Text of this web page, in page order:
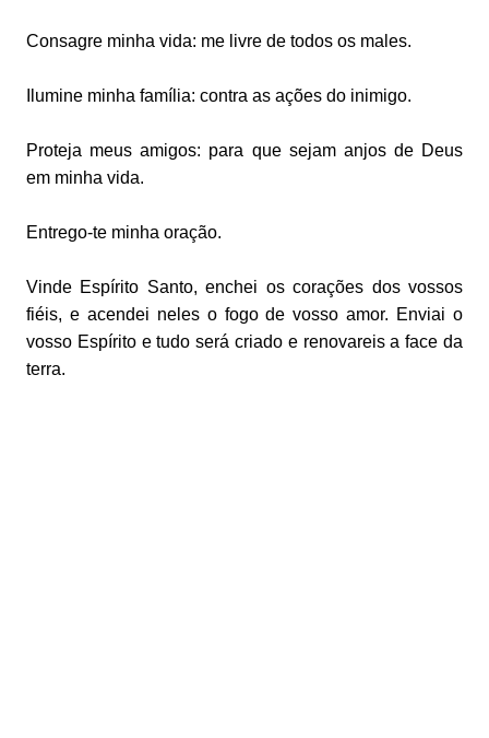
Consagre minha vida: me livre de todos os males.
Ilumine minha família: contra as ações do inimigo.
Proteja meus amigos: para que sejam anjos de Deus
em minha vida.
Entrego-te minha oração.
Vinde Espírito Santo, enchei os corações dos vossos
fiéis, e acendei neles o fogo de vosso amor. Enviai o
vosso Espírito e tudo será criado e renovareis a face da
terra.